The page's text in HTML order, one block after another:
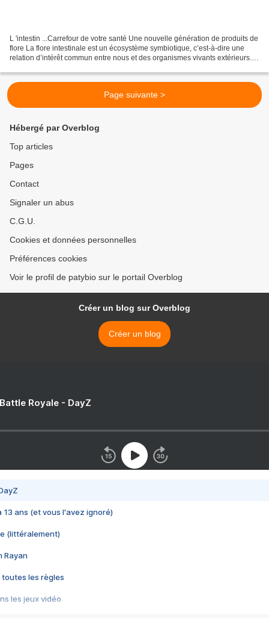
L 'intestin ...Carrefour de votre santé Une nouvelle génération de produits de
flore La flore intestinale est un écosystème symbiotique, c’est-à-dire une
relation d’intérêt commun entre nous et des organismes vivants extérieurs.
Page suivante >
Hébergé par Overblog
Top articles
Pages
Contact
Signaler un abus
C.G.U.
Cookies et données personnelles
Préférences cookies
Voir le profil de patybio sur le portail Overblog
Créer un blog sur Overblog
Créer un blog
Royale - DayZ
13 ans (et vous l'avez ignoré)
(littéralement)
Rayan
toutes les règles
les jeux vidéo